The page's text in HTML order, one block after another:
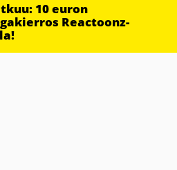
10 euron
Reactoonz-